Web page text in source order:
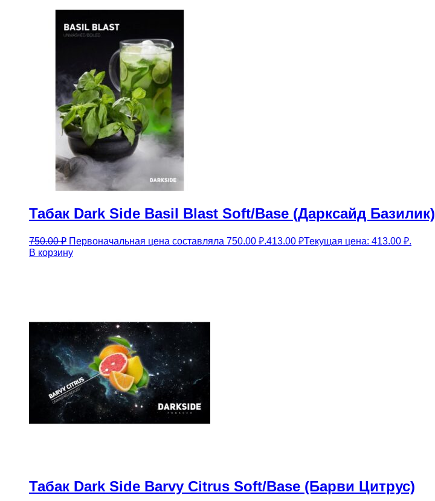
Табак Dark Side Basil Blast Soft/Base (Дарксайд Базилик)
750.00₽ Первоначальная цена составляла 750.00 ₽.413.00 ₽Текущая цена: 413.00 ₽.
В корзину
Табак Dark Side Barvy Citrus Soft/Base (Барви Цитрус)